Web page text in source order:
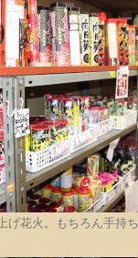
げ花火。もちろん手持